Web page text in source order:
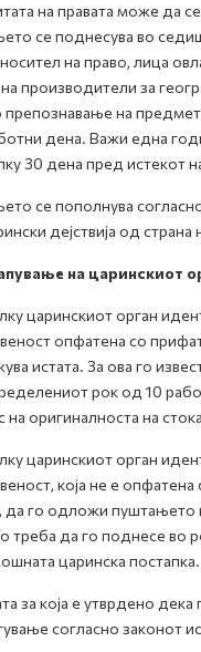
на правата може да
се поднесува во
на право, лица
на производители за
препознавање на
дена. Важи една
30 дена пред
се пополнува
дејствија од
на царинскиот
царинскиот орган
опфатена со
истата. За ова го
рок од 10
на оригиналноста на
царинскиот орган
која не е
да го одложи пуштањето
треба да го поднесе во
царинска постапка.
за која е утврдено
согласно законот